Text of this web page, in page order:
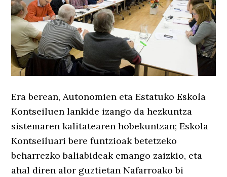
Era berean, Autonomien eta Estatuko Eskola
Kontseiluen lankide izango da hezkuntza
sistemaren kalitatearen hobekuntzan; Eskola
Kontseiluari bere funtzioak betetzeko
beharrezko baliabideak emango zaizkio, eta
ahal diren alor guztietan Nafarroako bi